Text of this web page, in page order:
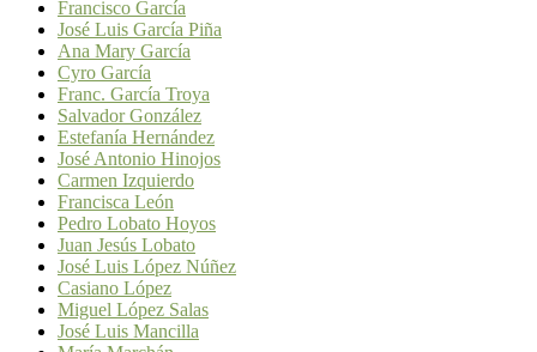
Francisco García
José Luis García Piña
Ana Mary García
Cyro García
Franc. García Troya
Salvador González
Estefanía Hernández
José Antonio Hinojos
Carmen Izquierdo
Francisca León
Pedro Lobato Hoyos
Juan Jesús Lobato
José Luis López Núñez
Casiano López
Miguel López Salas
José Luis Mancilla